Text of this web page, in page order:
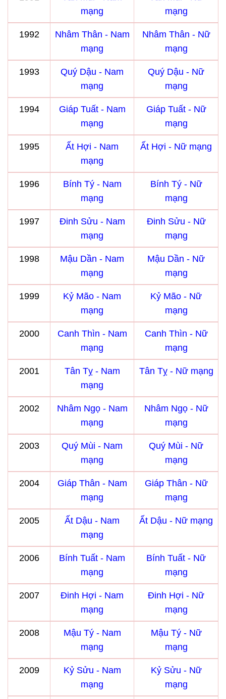
mạng
mạng
1992
Nhâm Thân - Nam
mạng
Nhâm Thân - Nữ
mạng
1993
Quý Dậu - Nam
mạng
Quý Dậu - Nữ
mạng
1994
Giáp Tuất - Nam
mạng
Giáp Tuất - Nữ
mạng
1995
Ất Hợi - Nam
mạng
Ất Hợi - Nữ mạng
1996
Bính Tý - Nam
mạng
Bính Tý - Nữ
mạng
1997
Đinh Sửu - Nam
mạng
Đinh Sửu - Nữ
mạng
1998
Mậu Dần - Nam
mạng
Mậu Dần - Nữ
mạng
1999
Kỷ Mão - Nam
mạng
Kỷ Mão - Nữ
mạng
2000
Canh Thìn - Nam
mạng
Canh Thìn - Nữ
mạng
2001
Tân Tỵ - Nam
mạng
Tân Tỵ - Nữ mạng
2002
Nhâm Ngọ - Nam
mạng
Nhâm Ngọ - Nữ
mạng
2003
Quý Mùi - Nam
mạng
Quý Mùi - Nữ
mạng
2004
Giáp Thân - Nam
mạng
Giáp Thân - Nữ
mạng
2005
Ất Dậu - Nam
mạng
Ất Dậu - Nữ mạng
2006
Bính Tuất - Nam
mạng
Bính Tuất - Nữ
mạng
2007
Đinh Hợi - Nam
mạng
Đinh Hợi - Nữ
mạng
2008
Mậu Tý - Nam
mạng
Mậu Tý - Nữ
mạng
2009
Kỷ Sửu - Nam
mạng
Kỷ Sửu - Nữ
mạng